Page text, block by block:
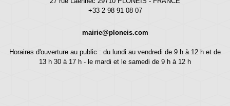
+33 2 98 91 08 07
mairie@ploneis.com
Horaires d'ouverture au public : du lundi au vendredi de 9 h à 12 h et de
13 h 30 à 17 h - le mardi et le samedi de 9 h à 12 h